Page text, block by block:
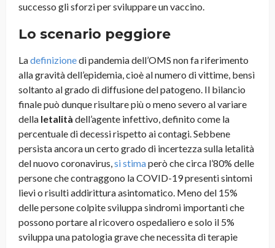
successo gli sforzi per sviluppare un vaccino.
Lo scenario peggiore
Ladefinizionedi pandemia dell’OMS non fa riferimento
alla gravità dell’epidemia, cioè al numero di vittime, bensì
soltanto al grado di diffusione del patogeno. Il bilancio
finale può dunque risultare più o meno severo al variare
della letalità dell’agente infettivo, definito come la
percentuale di decessi rispetto ai contagi. Sebbene
persista ancora un certo grado di incertezza sulla letalità
del nuovo coronavirus,si stimaperò che circa l’80% delle
persone che contraggono la COVID-19 presenti sintomi
lievi o risulti addirittura asintomatico. Meno del 15%
delle persone colpite sviluppa sindromi importanti che
possono portare al ricovero ospedaliero e solo il 5%
sviluppa una patologia grave che necessita di terapie